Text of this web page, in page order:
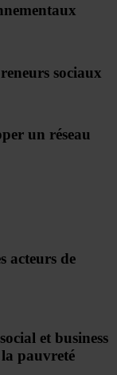
sociaux
un réseau
acteurs de
et business
pauvreté